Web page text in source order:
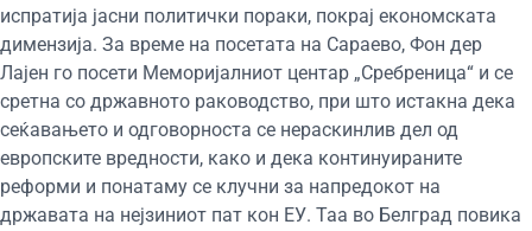
испратија јасни политички пораки, покрај економската
димензија. За време на посетата на Сараево, Фон дер
Лајен го посети Меморијалниот центар „Сребреница“ и се
сретна со државното раководство, при што истакна дека
сеќавањето и одговорноста се нераскинлив дел од
европските вредности, како и дека континуираните
реформи и понатаму се клучни за напредокот на
државата на нејзиниот пат кон ЕУ. Таа во Белград повика